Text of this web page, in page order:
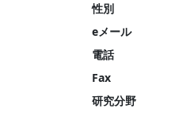
性別
eメール
電話
Fax
研究分野